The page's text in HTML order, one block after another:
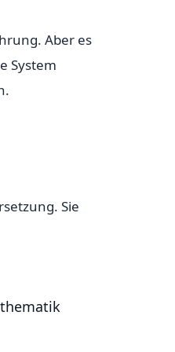
Aber es
System
Sie